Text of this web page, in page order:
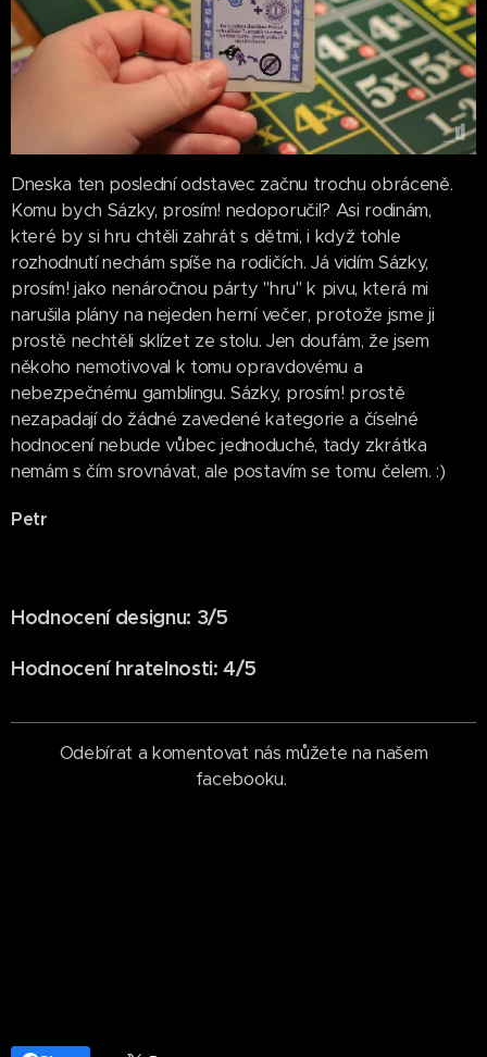
Dneska ten poslední odstavec začnu trochu obráceně.
Komu bych Sázky, prosím! nedoporučil? Asi rodinám,
které by si hru chtěli zahrát s dětmi, i když tohle
rozhodnutí nechám spíše na rodičích. Já vidím Sázky,
prosím! jako nenáročnou párty "hru" k pivu, která mi
narušila plány na nejeden herní večer, protože jsme ji
prostě nechtěli sklízet ze stolu. Jen doufám, že jsem
někoho nemotivoval k tomu opravdovému a
nebezpečnému gamblingu. Sázky, prosím! prostě
nezapadají do žádné zavedené kategorie a číselné
hodnocení nebude vůbec jednoduché, tady zkrátka
nemám s čím srovnávat, ale postavím se tomu čelem. :)
Petr
Hodnocení designu: 3/5
Hodnocení hratelnosti: 4/5
Odebírat a komentovat nás můžete na našem
facebooku.